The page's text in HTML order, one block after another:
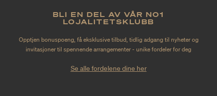
BLI EN DEL AV VÅR NO1
LOJALITETSKLUBB
Opptjen bonuspoeng, få eksklusive tilbud, tidlig adgang til nyheter og
invitasjoner til spennende arrangementer - unike fordeler for deg
Se alle fordelene dine her